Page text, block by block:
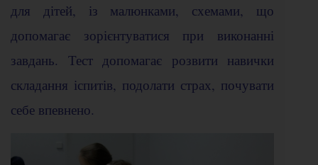
для дітей, із малюнками, схемами, що
допомагає зорієнтуватися при виконанні
завдань. Тест допомагає розвити навички
складання іспитів, подолати страх, почувати
себе впевнено.